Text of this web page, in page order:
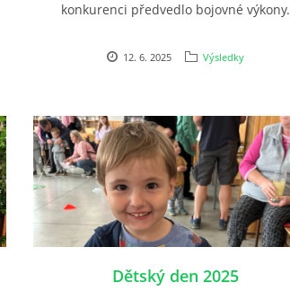
konkurenci předvedlo bojovné výkony.
12. 6. 2025 Výsledky
Dětský den 2025